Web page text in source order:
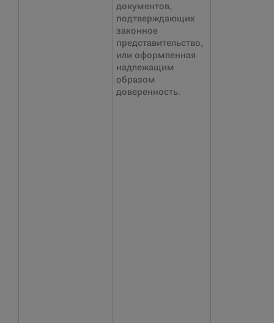
документов,
подтверждающих
законное
представительство,
или оформленная
надлежащим
образом
доверенность.